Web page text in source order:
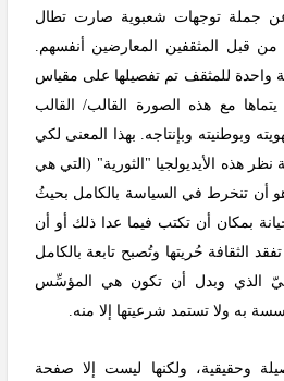
جملة توجهات شعبوية صارت تطال
من قبل المثقفين المعارضين أنفسهم.
واحدة للمثقف تم تفصيلها على مقياس
مع هذه الصورة القالب/ القالب
وبوطنيته وبإنتاجه. بهذا المعنى لكي
هذه الأيديولجيا "الثورية" (التي هي
أن تنخرط في السياسة بالكامل بحيثُ
بمكان أن تكتب فيما عدا ذلك أو أن
الثقافة حُريتها وتُصبح تابعة بالكامل
الذي وبدل أن تكون هي المؤسِّس
به ولا تستمد شرعيتها إلا منه.
وحقيقية، ولكنها ليست إلا صفحة